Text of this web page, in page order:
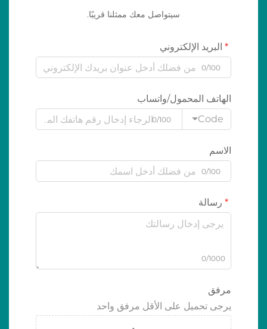
سيتواصل معك ممثلنا قريبًا.
البريد الإلكتروني
0/100
الهاتف المحمول/واتساب
Code
0/100
الاسم
0/100
رسالة
0/1000
مرفق
يرجى تحميل على الأقل مرفق واحد